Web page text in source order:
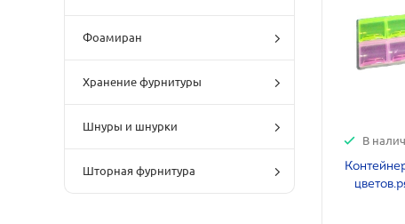
Фоамиран
Хранение фурнитуры
Шнуры и шнурки
Шторная фурнитура
В